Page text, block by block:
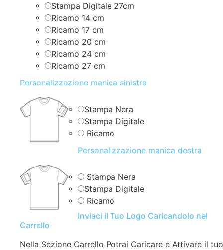
Stampa Digitale 27cm
Ricamo 14 cm
Ricamo 17 cm
Ricamo 20 cm
Ricamo 24 cm
Ricamo 27 cm
Personalizzazione manica sinistra
Stampa Nera
Stampa Digitale
Ricamo
Personalizzazione manica destra
Stampa Nera
Stampa Digitale
Ricamo
Inviaci il Tuo Logo Caricandolo nel
Carrello
Nella Sezione Carrello Potrai Caricare e Attivare il tuo